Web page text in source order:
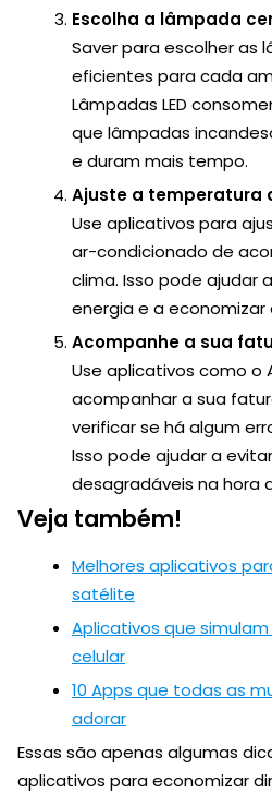
Escolha a lâmpada
Saver para escolher as
eficientes para cada
Lâmpadas LED
que lâmpadas
e duram mais tempo.
Ajuste a temperatura
Use aplicativos para
ar-condicionado de
clima. Isso pode ajudar
energia e a economizar
Acompanhe a sua
Use aplicativos como o
acompanhar a sua
verificar se há algum
Isso pode ajudar a
desagradáveis na hora
Veja também!
Melhores aplicativos
satélite
Aplicativos que
celular
10 Apps que todas as
adorar
Essas são apenas algumas
aplicativos para economizar